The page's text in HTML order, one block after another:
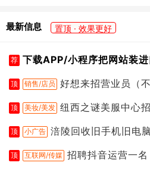
最新信息 置顶 · 效果更好
荐 下载APP/小程序把网站装进
顶 销售/店员 好想来招营业员（
顶 美妆/美发 纽西之谜美服中心
顶 小广告 涪陵回收旧手机旧电
顶 互联网/传媒 招聘抖音运营一名